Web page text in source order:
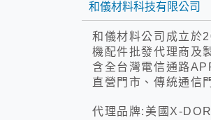
和儀材料科技有限公司
和儀材料公司成立於
機配件批發代理商及
含全台灣電信通路
直營門市、傳統通信
代理品牌:美國X-